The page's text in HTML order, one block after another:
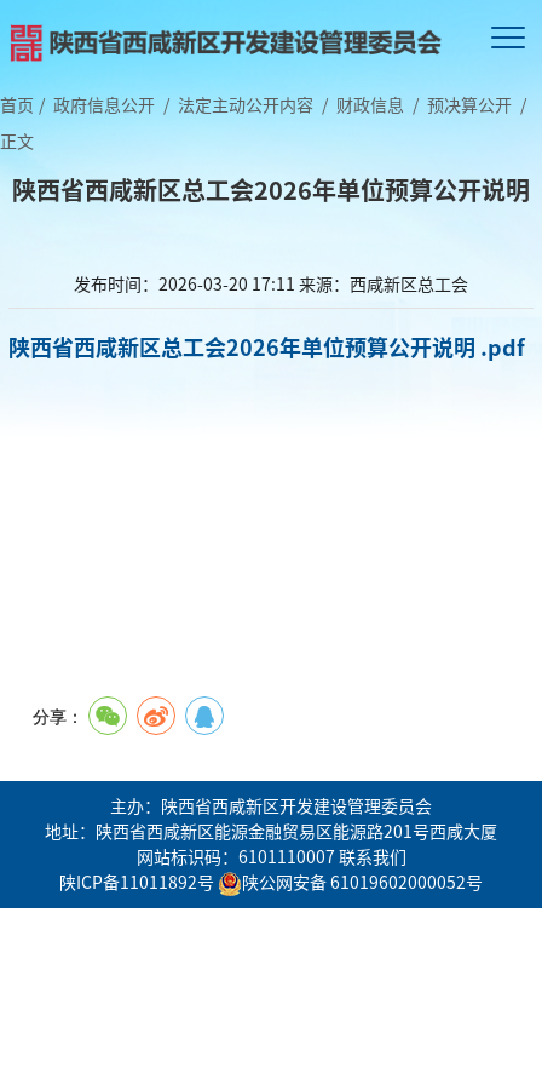
首页 / 政府信息公开 / 法定主动公开内容 / 财政信息 / 预决算公开 /
正文
陕西省西咸新区总工会2026年单位预算公开说明
发布时间：2026-03-20 17:11 来源：西咸新区总工会
陕西省西咸新区总工会2026年单位预算公开说明 .pdf
分享：
主办：陕西省西咸新区开发建设管理委员会
地址：陕西省西咸新区能源金融贸易区能源路201号西咸大厦
网站标识码：6101110007 联系我们
陕ICP备11011892号
陕公网安备 61019602000052号